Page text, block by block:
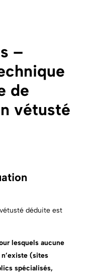
–
de
vétusté
déduite est
lesquels aucune
(sites
spécialisés,